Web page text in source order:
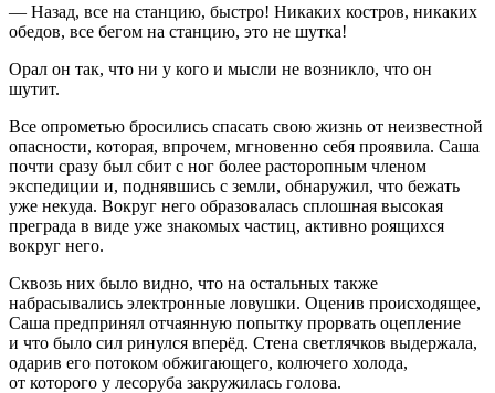
— Назад, все на станцию, быстро! Никаких костров, никаких
обедов, все бегом на станцию, это не шутка!
Орал он так, что ни у кого и мысли не возникло, что он
шутит.
Все опрометью бросились спасать свою жизнь от неизвестной
опасности, которая, впрочем, мгновенно себя проявила. Саша
почти сразу был сбит с ног более расторопным членом
экспедиции и, поднявшись с земли, обнаружил, что бежать
уже некуда. Вокруг него образовалась сплошная высокая
преграда в виде уже знакомых частиц, активно роящихся
вокруг него.
Сквозь них было видно, что на остальных также
набрасывались электронные ловушки. Оценив происходящее,
Саша предпринял отчаянную попытку прорвать оцепление
и что было сил ринулся вперёд. Стена светлячков выдержала,
одарив его потоком обжигающего, колючего холода,
от которого у лесоруба закружилась голова.